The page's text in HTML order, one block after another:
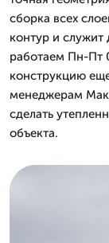
сборка всех
контур и
работаем Пн-Пт
конструкцию
менеджерам
сделать
объекта.